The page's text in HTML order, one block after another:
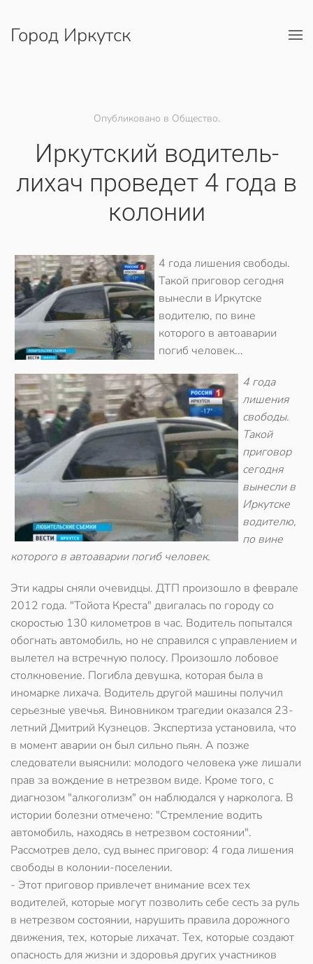
Перейти к содержимому
Город Иркутск
Опубликовано в Общество.
Иркутский водитель-
лихач проведет 4 года в
колонии
4 года лишения свободы.
Такой приговор сегодня
вынесли в Иркутске
водителю, по вине
которого в автоаварии
погиб человек...
4 года
лишения
свободы.
Такой
приговор
сегодня
вынесли в
Иркутске
водителю,
по вине
которого в автоаварии погиб человек.
Эти кадры сняли очевидцы. ДТП произошло в феврале
2012 года. "Тойота Креста" двигалась по городу со
скоростью 130 километров в час. Водитель попытался
обогнать автомобиль, но не справился с управлением и
вылетел на встречную полосу. Произошло лобовое
столкновение. Погибла девушка, которая была в
иномарке лихача. Водитель другой машины получил
серьезные увечья. Виновником трагедии оказался 23-
летний Дмитрий Кузнецов. Экспертиза установила, что
в момент аварии он был сильно пьян. А позже
следователи выяснили: молодого человека уже лишали
прав за вождение в нетрезвом виде. Кроме того, с
диагнозом "алкоголизм" он наблюдался у нарколога. В
истории болезни отмечено: "Стремление водить
автомобиль, находясь в нетрезвом состоянии".
Рассмотрев дело, суд вынес приговор: 4 года лишения
свободы в колонии-поселении.
- Этот приговор привлечет внимание всех тех
водителей, которые могут позволить себе сесть за руль
в нетрезвом состоянии, нарушить правила дорожного
движения, тех, которые лихачат. Тех, которые создают
опасность для жизни и здоровья других участников